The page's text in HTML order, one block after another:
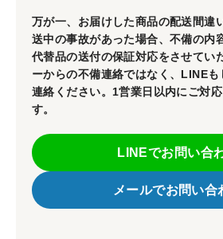
万が一、お届けした商品の配送間違
送中の事故があった場合、不備の内
代替品の送付の保証対応をさせてい
ーからの不備連絡ではなく、LINE
連絡ください。1営業日以内にご対
す。
LINEでお問い合
メールでお問い合